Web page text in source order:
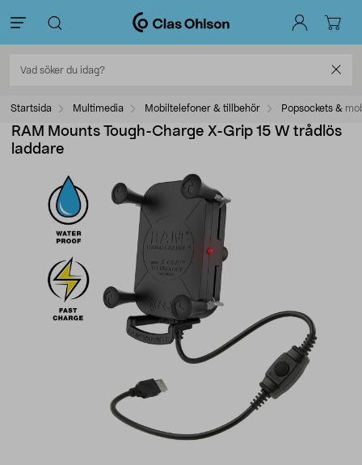
Startsida Multimedia Mobiltelefoner & tillbehör Popsockets &
RAM Mounts Tough-Charge X-Grip 15 W trådlös
laddare